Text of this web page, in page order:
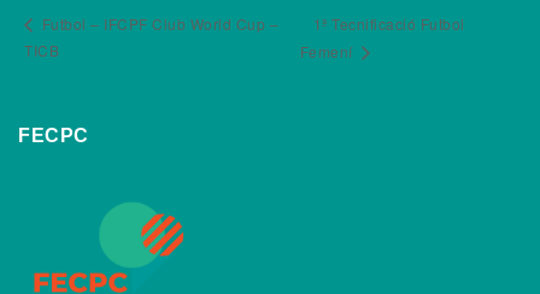
Futbol – IFCPF Club World Cup –
TICB
1ª Tecnificació Futbol
Femení
FECPC